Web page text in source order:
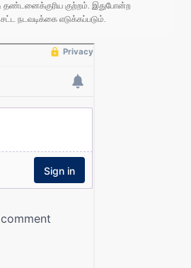
தண்டனைக்குரிய குற்றம். இதுபோன்ற
சட்ட நடவடிக்கை எடுக்கப்படும்.